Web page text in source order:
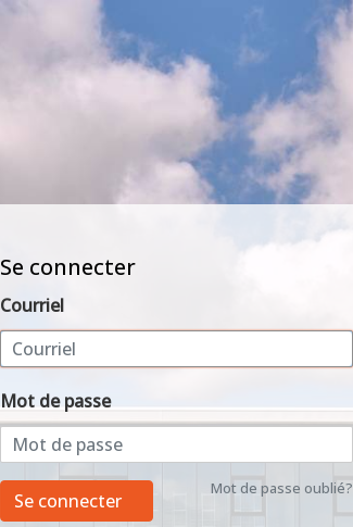
Se connecter
Courriel
Mot de passe
Mot de passe oublié?
Se connecter